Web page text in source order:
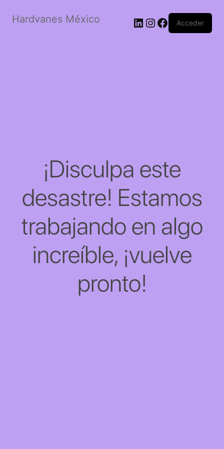
Hardvanes México LinkedIn
Instagram
Facebook
Acceder
¡Disculpa este
desastre! Estamos
trabajando en algo
increíble, ¡vuelve
pronto!